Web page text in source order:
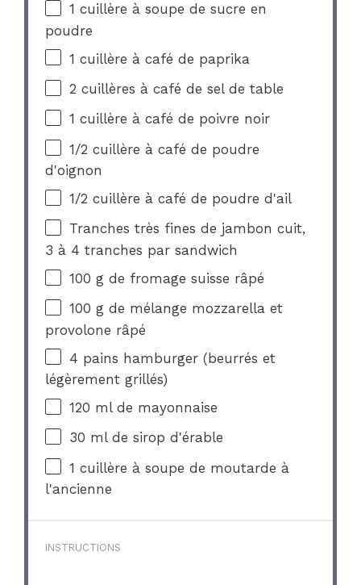
1 cuillère à soupe de sucre en
poudre
1 cuillère à café de paprika
2 cuillères à café de sel de table
1 cuillère à café de poivre noir
1/2 cuillère à café de poudre
d'oignon
1/2 cuillère à café de poudre d'ail
Tranches très fines de jambon cuit,
3 à 4 tranches par sandwich
100 g de fromage suisse râpé
100 g de mélange mozzarella et
provolone râpé
4 pains hamburger (beurrés et
légèrement grillés)
120 ml de mayonnaise
30 ml de sirop d'érable
1 cuillère à soupe de moutarde à
l'ancienne
INSTRUCTIONS